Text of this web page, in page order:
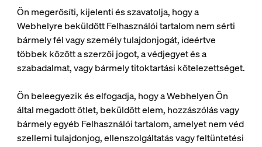
Ön megerősíti, kijelenti és szavatolja, hogy a
Webhelyre beküldött Felhasználói tartalom nem sérti
bármely fél vagy személy tulajdonjogát, ideértve
többek között a szerzői jogot, a védjegyet és a
szabadalmat, vagy bármely titoktartási kötelezettséget.
Ön beleegyezik és elfogadja, hogy a Webhelyen Ön
által megadott ötlet, beküldött elem, hozzászólás vagy
bármely egyéb Felhasználói tartalom, amelyet nem véd
szellemi tulajdonjog, ellenszolgáltatás vagy feltüntetési